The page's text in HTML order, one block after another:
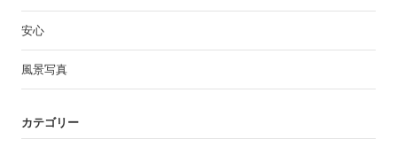
安心
風景写真
カテゴリー